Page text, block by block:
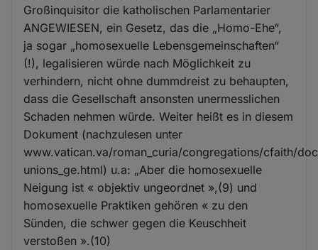
Großinquisitor die katholischen Parlamentarier
ANGEWIESEN, ein Gesetz, das die „Homo-Ehe“,
ja sogar „homosexuelle Lebensgemeinschaften“
(!), legalisieren würde nach Möglichkeit zu
verhindern, nicht ohne dummdreist zu behaupten,
dass die Gesellschaft ansonsten unermesslichen
Schaden nehmen würde. Weiter heißt es in diesem
Dokument (nachzulesen unter
www.vatican.va/roman_curia/congregations/cfaith/
unions_ge.html) u.a: „Aber die homosexuelle
Neigung ist « objektiv ungeordnet »,(9) und
homosexuelle Praktiken gehören « zu den
Sünden, die schwer gegen die Keuschheit
verstoßen ».(10)